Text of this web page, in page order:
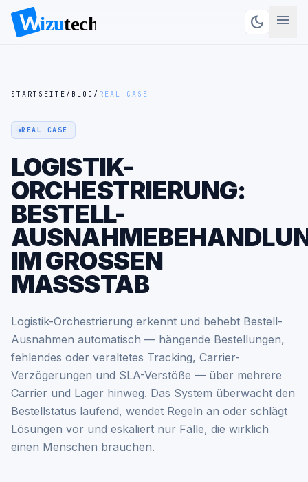
dark_mode menu
STARTSEITE / BLOG / REAL CASE
REAL CASE
LOGISTIK-
ORCHESTRIERUNG:
BESTELL-
IM GROSSEN M
ASSSTAB
Logistik-Orchestrierung erkennt und behebt Bestell-
Ausnahmen automatisch — hängende Bestellungen,
fehlendes oder veraltetes Tracking, Carrier-
Verzögerungen und SLA-Verstöße — über mehrere
Carrier und Lager hinweg. Das System überwacht den
Bestellstatus laufend, wendet Regeln an oder schlägt
Lösungen vor und eskaliert nur Fälle, die wirklich
einen Menschen brauchen.